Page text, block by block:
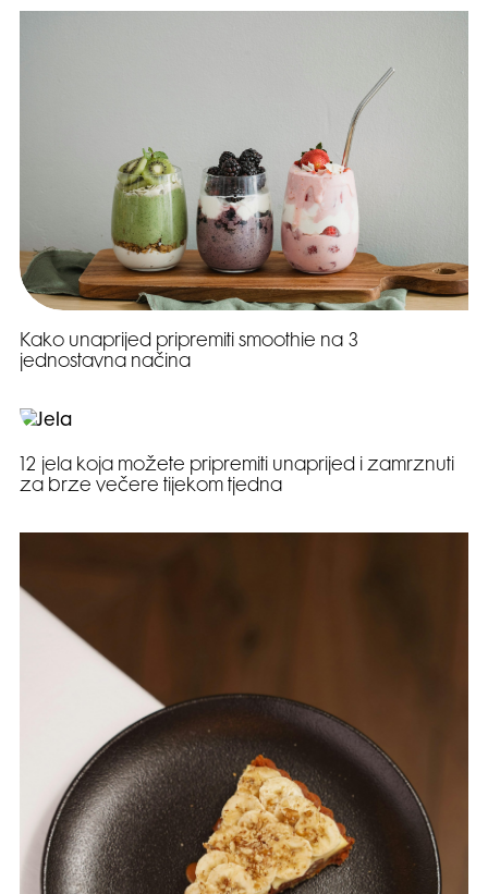
Kako unaprijed pripremiti smoothie na 3
jednostavna načina
12 jela koja možete pripremiti unaprijed i zamrznuti
za brze večere tijekom tjedna